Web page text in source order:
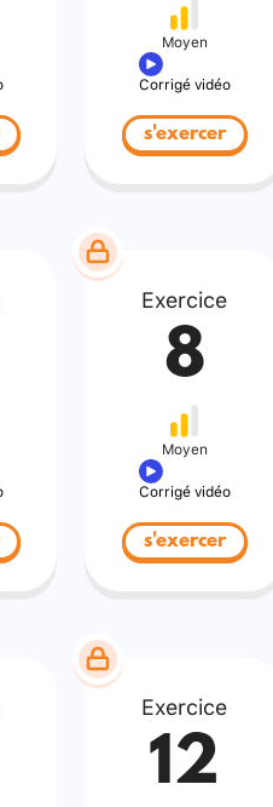
Moyen
Corrigé vidéo
s'exercer
Exercice
8
Moyen
Corrigé vidéo
s'exercer
Exercice
12